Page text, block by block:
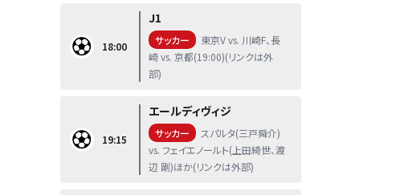
18:00
J1
サッカー
東京V vs. 川崎F、長
崎 vs. 京都(19:00)(リンクは外
部)
19:15
エールディヴィジ
サッカー
スパルタ(三戸舜介)
vs. フェイエノールト(上田綺世、渡
辺 剛)ほか(リンクは外部)